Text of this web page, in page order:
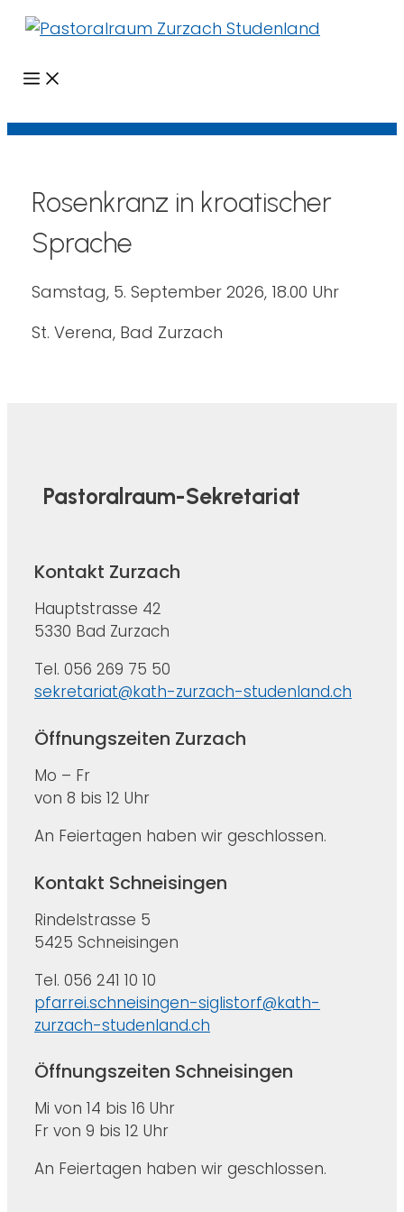
Rosenkranz in kroatischer
Sprache
Samstag, 5. September 2026, 18.00 Uhr
St. Verena, Bad Zurzach
Pastoralraum-Sekretariat
Kontakt Zurzach
Hauptstrasse 42
5330 Bad Zurzach
Tel. 056 269 75 50
sekretariat@kath-zurzach-studenland.ch
Öffnungszeiten Zurzach
Mo – Fr
von 8 bis 12 Uhr
An Feiertagen haben wir geschlossen.
Kontakt Schneisingen
Rindelstrasse 5
5425 Schneisingen
Tel. 056 241 10 10
pfarrei.schneisingen-siglistorf@kath-
zurzach-studenland.ch
Öffnungszeiten Schneisingen
Mi von 14 bis 16 Uhr
Fr von 9 bis 12 Uhr
An Feiertagen haben wir geschlossen.